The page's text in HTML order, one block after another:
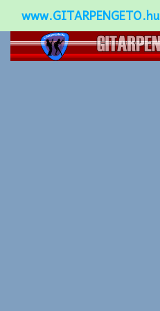
www.GITARPENGETO.hu
Népszerű-